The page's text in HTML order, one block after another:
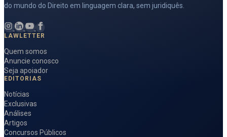
do mundo do Direito em linguagem clara, sem juridiquês.
LAWLETTER
Quem somos
Anuncie conosco
Seja apoiador
EDITORIAS
Notícias
Exclusivas
Análises
Artigos
Concursos Públicos